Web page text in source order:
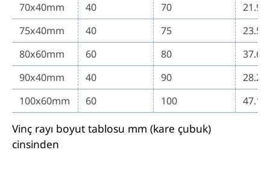
70x40mm
40 70
21.98
75x40mm
40 75
23.55
80x60mm
60 80
37.68
90x40mm
40 90
28.26
100x60mm
60 100 47.1
Vinç rayı boyut tablosu mm (kare çubuk)
cinsinden